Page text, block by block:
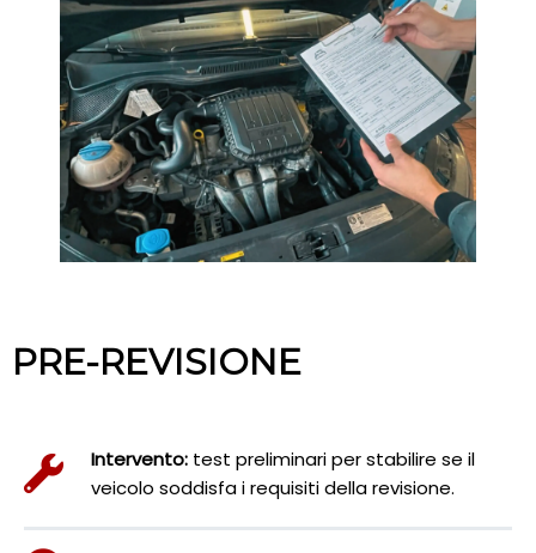
PRE-REVISIONE
Intervento: test preliminari per stabilire se il
veicolo soddisfa i requisiti della revisione.